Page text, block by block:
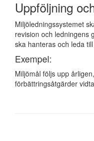
Uppföljning
Miljöledningssystemet
revision och ledningens
ska hanteras och leda
Exempel:
Miljömål följs upp
förbättringsåtgärder